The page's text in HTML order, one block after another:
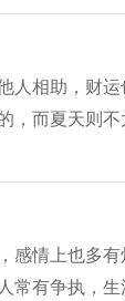
人相助，财
，而夏天则不
感情上也多
常有争执，